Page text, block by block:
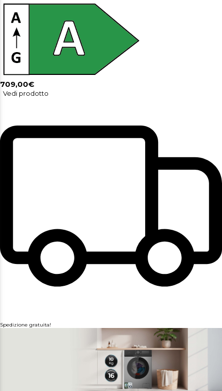
709,00€
Vedi prodotto
Spedizione gratuita!